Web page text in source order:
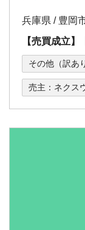
兵庫県 / 豊岡
【売買成立
その他（訳あ
売主：ネクス